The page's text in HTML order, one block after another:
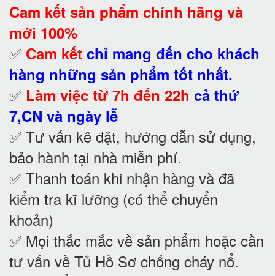
Cam kết sản phẩm chính hãng và
mới 100%
✅ Cam kết chỉ mang đến cho khách
hàng những sản phẩm tốt nhất.
✅ Làm việc từ 7h đến 22h cả thứ
7,CN và ngày lễ
✅ Tư vấn kê đặt, hướng dẫn sử dụng,
bảo hành tại nhà miễn phí.
✅ Thanh toán khi nhận hàng và đã
kiểm tra kĩ lưỡng (có thể chuyển
khoản)
✅ Mọi thắc mắc về sản phẩm hoặc cần
tư vấn về Tủ Hồ Sơ chống cháy nổ.